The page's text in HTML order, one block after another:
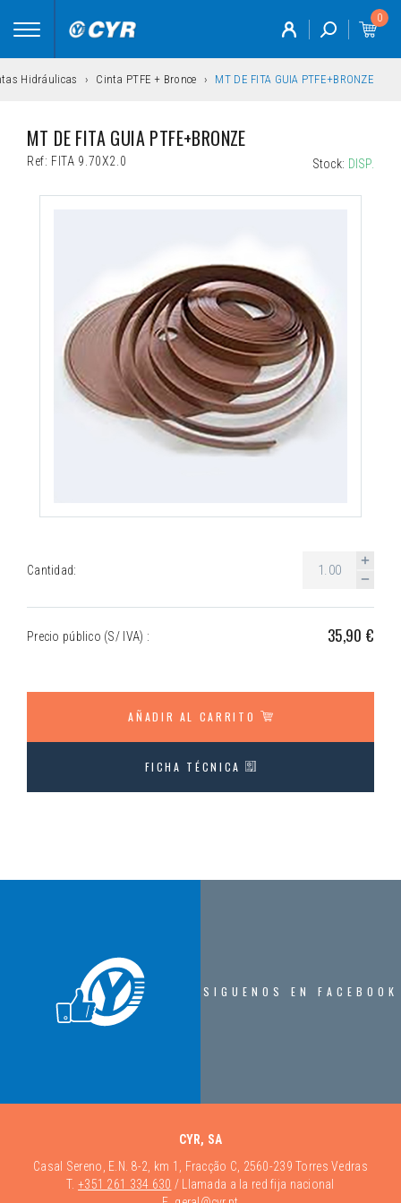
Toggle
0
Hidráulicas Cinta PTFE + Bronce MT DE FITA GUIA PTFE+BRONZE
MT DE FITA GUIA PTFE+BRONZE
Ref: FITA 9.70X2.0 Stock: DISP.
Cantidad:
Precio público (S/ IVA) : 35,90 €
AÑADIR AL CARRITO
FICHA TÉCNICA
SIGUENOS EN FACEBOOK
CYR, SA
Casal Sereno, E.N. 8-2, km 1, Fracção C, 2560-239 Torres Vedras
T.+351 261 334 630 / Llamada a la red fija nacional